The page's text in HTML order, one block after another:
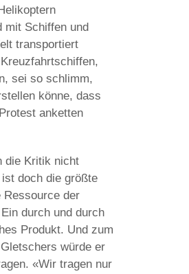
mit Schiffen und
transportiert
sei so schlimm,
könne, dass
anketten
die Kritik nicht
doch die größte
Ressource der
durch und durch
Produkt. Und zum
würde er
«Wir tragen nur